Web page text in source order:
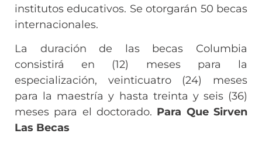
institutos educativos. Se otorgarán 50 becas
internacionales.
La duración de las becas Columbia
consistirá en (12) meses para la
especialización, veinticuatro (24) meses
para la maestría y hasta treinta y seis (36)
meses para el doctorado. Para Que Sirven
Las Becas